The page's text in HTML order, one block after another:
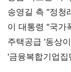
리모델링' 제안
송영길 측 "정청
총선 지휘 못해"
이 대통령 "국가
진실 밝혀야"
주택공급 '동상
'금융복합기업